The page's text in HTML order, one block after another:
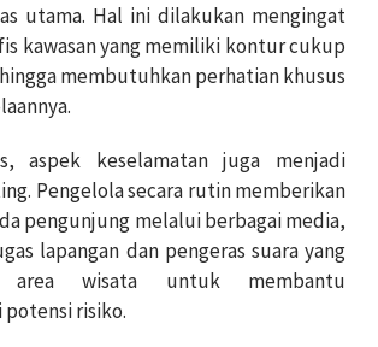
utama. Hal ini dilakukan mengingat
kawasan yang memiliki kontur cukup
membutuhkan perhatian khusus
aspek keselamatan juga menjadi
Pengelola secara rutin memberikan
pengunjung melalui berbagai media,
lapangan dan pengeras suara yang
wisata untuk membantu
risiko.